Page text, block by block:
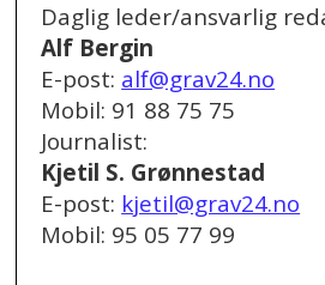
Daglig leder/ansvarlig
Alf Bergin
E-post: alf@grav24.no
Mobil: 91 88 75 75
Journalist:
Kjetil S. Grønnestad
E-post: kjetil@grav24.no
Mobil: 95 05 77 99